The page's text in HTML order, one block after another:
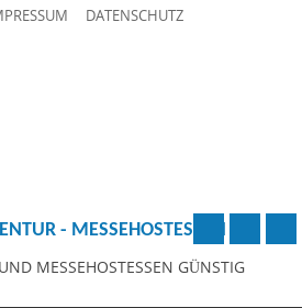
DATENSCHUTZ
- MESSEHOSTESSEN
MESSEHOSTESSEN GÜNSTIG